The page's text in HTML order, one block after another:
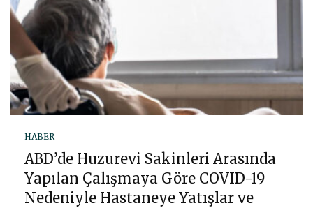
HABER
ABD’de Huzurevi Sakinleri Arasında
Yapılan Çalışmaya Göre COVID-19
Nedeniyle Hastaneye Yatışlar ve